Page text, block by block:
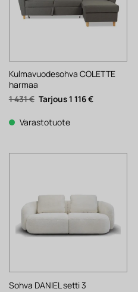
Kulmavuodesohva COLETTE
harmaa
1 431€ Alkuperäinen
hinta
1
431 €.
1 116€Nykyinen
Varastotuote
Sohva DANIEL setti 3